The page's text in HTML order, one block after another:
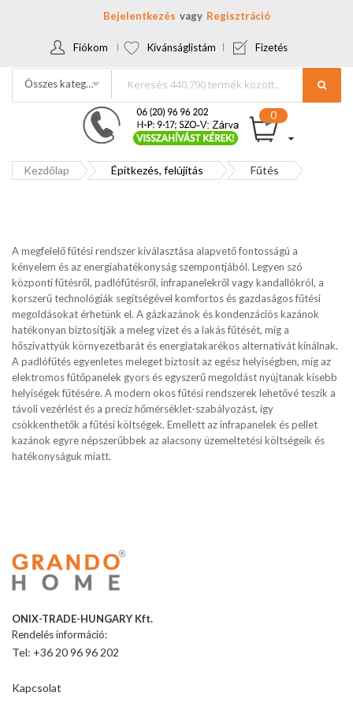
Bejelentkezés Regisztráció
Fiókom Kívánságlistám Fizetés
Összes kategória
Kezdőlap Építkezés, felújítás Fűtés
A megfelelő fűtési rendszer kiválasztása alapvető fontosságú a
kényelem és az energiahatékonyság szempontjából. Legyen szó
központi fűtésről, padlófűtésről, infrapanelekről vagy kandallókról, a
korszerű technológiák segítségével komfortos és gazdaságos fűtési
megoldásokat érhetünk el. A gázkazánok és kondenzációs kazánok
hatékonyan biztosítják a meleg vizet és a lakás fűtését, míg a
hőszivattyúk környezetbarát és energiatakarékos alternatívát kínálnak.
A padlófűtés egyenletes meleget biztosít az egész helyiségben, míg az
elektromos fűtőpanelek gyors és egyszerű megoldást nyújtanak kisebb
helyiségek fűtésére. A modern okos fűtési rendszerek lehetővé teszik a
távoli vezérlést és a precíz hőmérséklet-szabályozást, így
csökkenthetők a fűtési költségek. Emellett az infrapanelek és pellet
kazánok egyre népszerűbbek az alacsony üzemeltetési költségeik és
hatékonyságuk miatt.
ONIX-TRADE-HUNGARY Kft.
Rendelés információ:
Tel: +36 20 96 96 202
Kapcsolat